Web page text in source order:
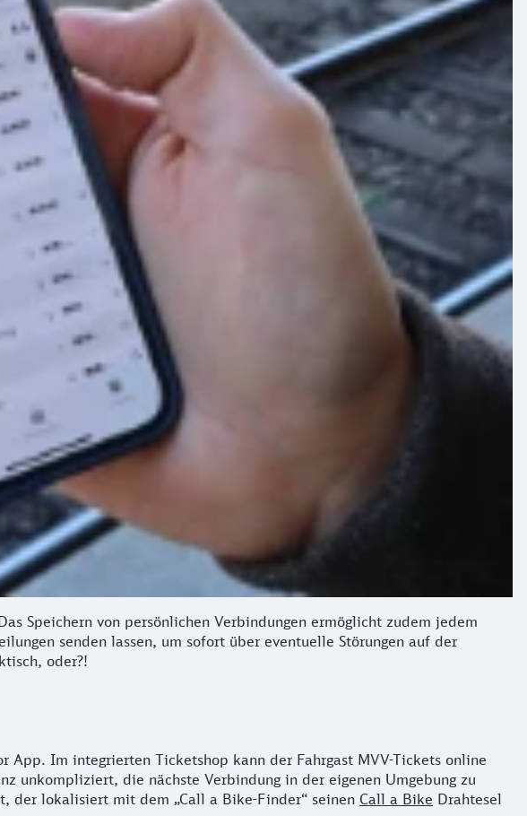
Speichern von persönlichen Verbindungen ermöglicht zudem jedem
senden lassen, um sofort über eventuelle Störungen auf der
oder?!
App. Im integrierten Ticketshop kann der Fahrgast MVV-Tickets online
unkompliziert, die nächste Verbindung in der eigenen Umgebung zu
lokalisiert mit dem „Call a Bike-Finder“ seinen Call a Bike Drahtesel